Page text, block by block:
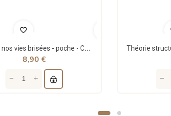
Le fil de nos vies brisées - poche - Cécile Hennion - Points
8,90 €